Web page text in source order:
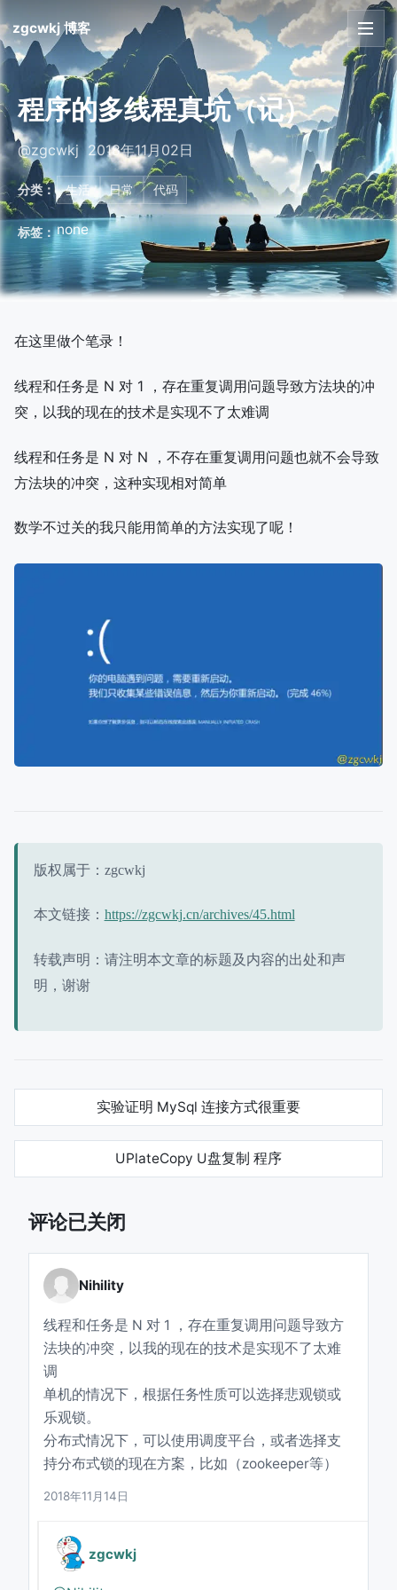
zgcwkj 博客
首页
文章
友链
关于
程序的多线程真坑（记）
@zgcwkj 2018年11月02日
分类： 生活 日常 代码
标签：none
在这里做个笔录！
线程和任务是 N 对 1 ，存在重复调用问题导致方法块的冲
突，以我的现在的技术是实现不了太难调
线程和任务是 N 对 N ，不存在重复调用问题也就不会导致
方法块的冲突，这种实现相对简单
数学不过关的我只能用简单的方法实现了呢！
版权属于：zgcwkj
本文链接： https://zgcwkj.cn/archives/45.html
转载声明：请注明本文章的标题及内容的出处和声
明，谢谢
实验证明 MySql 连接方式很重要
UPlateCopy U盘复制 程序
评论已关闭
Nihility
线程和任务是 N 对 1 ，存在重复调用问题导致方
法块的冲突，以我的现在的技术是实现不了太难
调
单机的情况下，根据任务性质可以选择悲观锁或
乐观锁。
分布式情况下，可以使用调度平台，或者选择支
持分布式锁的现在方案，比如（zookeeper等）
2018年11月14日
zgcwkj